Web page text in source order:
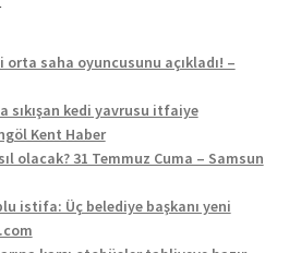
orta saha oyuncusunu açıkladı! –
sıkışan kedi yavrusu itfaiye
Kent Haber
olacak? 31 Temmuz Cuma – Samsun
istifa: Üç belediye başkanı yeni